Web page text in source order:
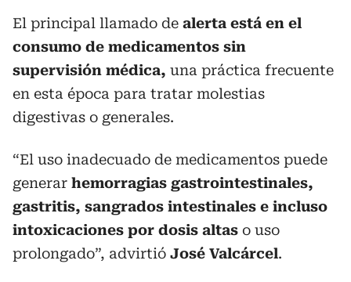
El principal llamado de alerta está en el
consumo de medicamentos sin
supervisión médica, una práctica frecuente
en esta época para tratar molestias
digestivas o generales.
“El uso inadecuado de medicamentos puede
generar hemorragias gastrointestinales,
gastritis, sangrados intestinales e incluso
intoxicaciones por dosis altas o uso
prolongado”, advirtió José Valcárcel.